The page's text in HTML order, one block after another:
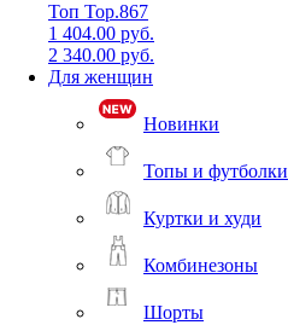
Топ Top.867
1 404.00 руб.
2 340.00 руб.
Для женщин
Новинки
Топы и футболки
Куртки и худи
Комбинезоны
Шорты